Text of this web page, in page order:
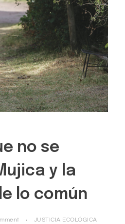
no se
y la
lo común
JUSTICIA ECOLÓGICA